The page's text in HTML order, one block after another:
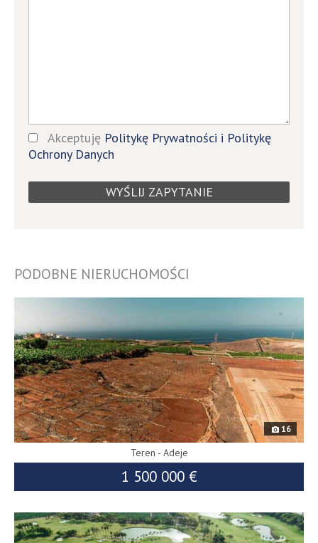
Akceptuję Politykę Prywatności i Politykę
Ochrony Danych
PODOBNE NIERUCHOMOŚCI
16
Teren - Adeje
1 500 000 €